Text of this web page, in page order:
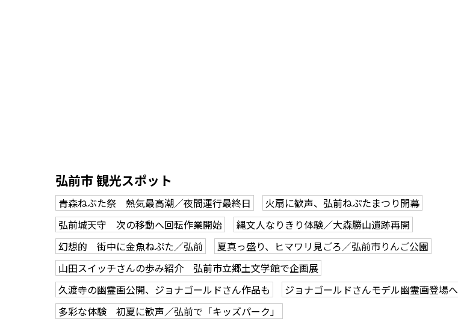
弘前市 観光スポット
青森ねぶた祭 熱気最高潮／夜間運行最終日
火扇に歓声、弘前ねぷたまつり開幕
弘前城天守 次の移動へ回転作業開始
縄文人なりきり体験／大森勝山遺跡再開
幻想的 街中に金魚ねぷた／弘前
夏真っ盛り、ヒマワリ見ごろ／弘前市りんご公園
山田スイッチさんの歩み紹介 弘前市立郷土文学館で企画展
久渡寺の幽霊画公開、ジョナゴールドさん作品も
ジョナゴールドさんモデル幽霊画登場へ
多彩な体験 初夏に歓声／弘前で「キッズパーク」